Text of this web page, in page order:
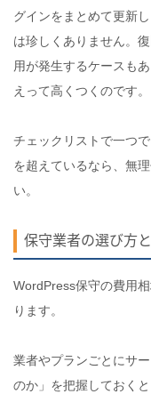
グインをまとめて更新
は珍しくありません。
用が発生するケースも
えって高くつくのです。
チェックリストで一つ
を超えているなら、無
い。
保守業者の選び方
WordPress保守の費用
ります。
業者やプランごとにサ
のか」を把握しておく